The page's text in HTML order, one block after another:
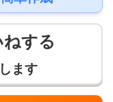
する
ます